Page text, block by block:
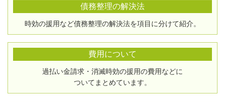
債務整理の解決法
時効の援用など債務整理の解決法を項目に分けて紹介。
費用について
過払い金請求・消滅時効の援用の費用などに
ついてまとめています。